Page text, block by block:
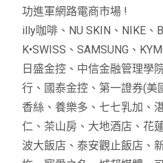
功進軍網路電商市場 !
illy咖啡、NU SKIN、NIKE、
K•SWISS、SAMSUNG、
日盛金控、中信金融管理學
行、國泰金控、第一證券(美
香絲、養樂多、七七乳加、
仁、茶山房、大地酒店、花
波大飯店、泰安觀止飯店、